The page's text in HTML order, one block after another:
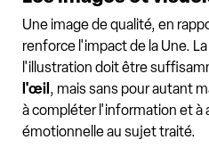
Une image de qualité, en
renforce l'impact de la Une.
l'illustration doit être
l'œil , mais sans pour autant
à compléter l'information et à
émotionnelle au sujet traité.